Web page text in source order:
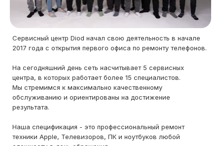
Сервисный центр Diod начал свою деятельность в начале
2017 года с открытия первого офиса по ремонту телефонов.
На сегодняшний день сеть насчитывает 5 сервисных
центра, в которых работает более 15 специалистов.
Мы стремимся к максимально качественному
обслуживанию и ориентированы на достижение
результата.
Наша спецификация - это профессиональный ремонт
техники Apple, Телевизоров, ПК и ноутбуков любой